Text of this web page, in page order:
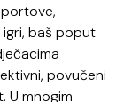
igri, baš poput
povučeni
U mnogim